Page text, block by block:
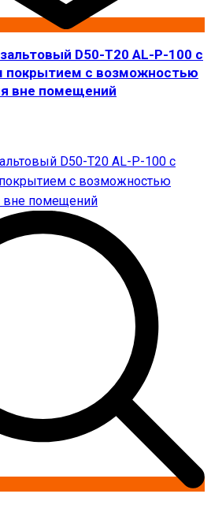
D50-T20 AL-P-100 с
покрытием с возможностью
вне помещений